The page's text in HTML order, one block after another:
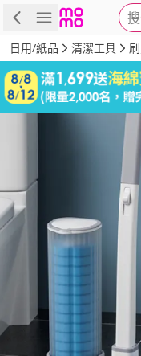
商品 評
日用/紙品 清潔工具